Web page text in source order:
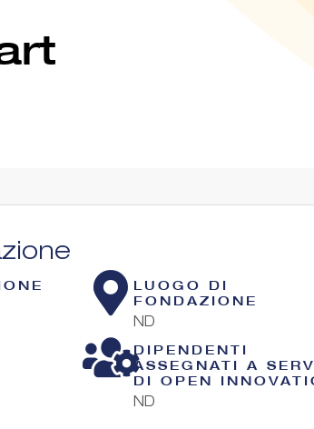
LUOGO DI
FONDAZIONE
ND
DIPENDENTI
ASSEGNATI A
DI OPEN
ND